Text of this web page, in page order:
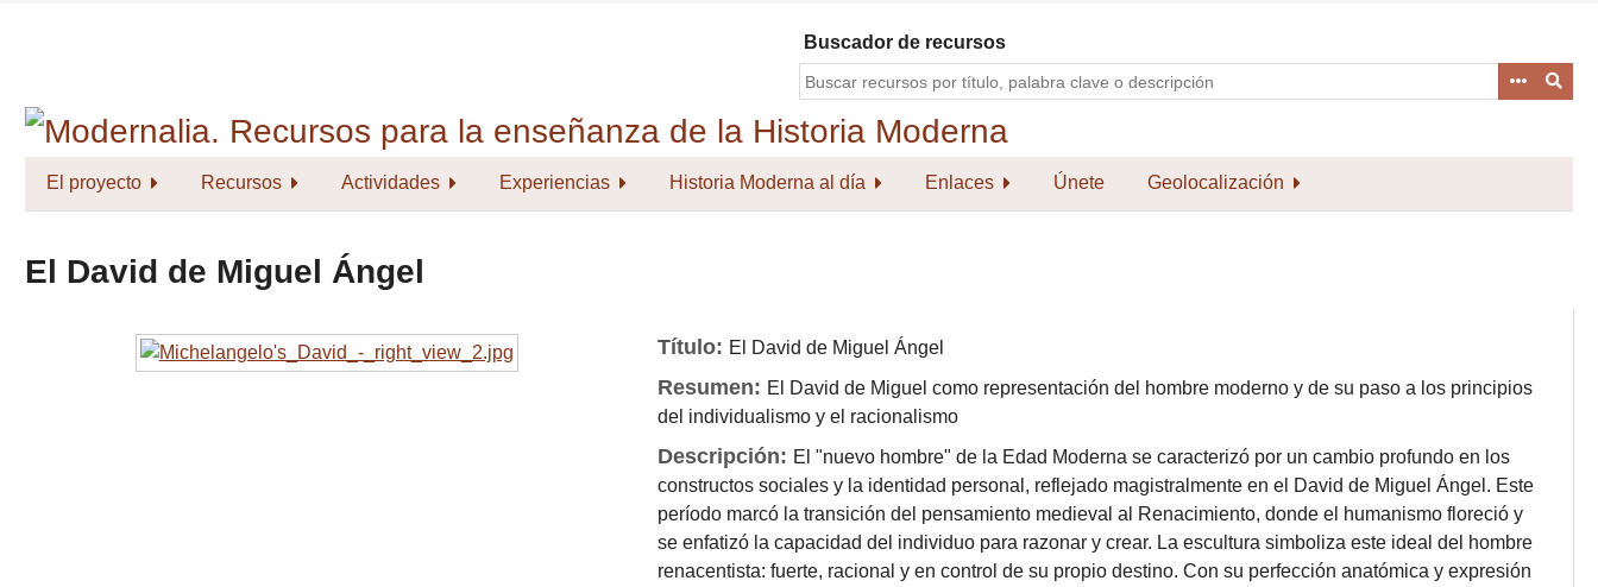
Buscador de recursos
El proyecto Recursos Actividades Experiencias Historia Moderna al día Enlaces Únete Geolocalización
El David de Miguel Ángel
Título: El David de Miguel Ángel
Resumen: El David de Miguel como representación del hombre moderno y de su paso a los principios
del individualismo y el racionalismo
Descripción: El "nuevo hombre" de la Edad Moderna se caracterizó por un cambio profundo en los
constructos sociales y la identidad personal, reflejado magistralmente en el David de Miguel Ángel. Este
período marcó la transición del pensamiento medieval al Renacimiento, donde el humanismo floreció y
se enfatizó la capacidad del individuo para razonar y crear. La escultura simboliza este ideal del hombre
renacentista: fuerte, racional y en control de su propio destino. Con su perfección anatómica y expresión